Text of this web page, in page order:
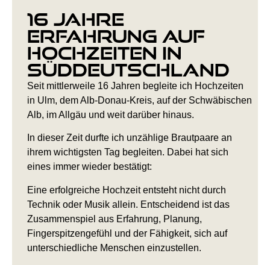
16 Jahre
Erfahrung auf
Hochzeiten in
Süddeutschland
Seit mittlerweile 16 Jahren begleite ich Hochzeiten
in Ulm, dem Alb-Donau-Kreis, auf der Schwäbischen
Alb, im Allgäu und weit darüber hinaus.
In dieser Zeit durfte ich unzählige Brautpaare an
ihrem wichtigsten Tag begleiten. Dabei hat sich
eines immer wieder bestätigt:
Eine erfolgreiche Hochzeit entsteht nicht durch
Technik oder Musik allein. Entscheidend ist das
Zusammenspiel aus Erfahrung, Planung,
Fingerspitzengefühl und der Fähigkeit, sich auf
unterschiedliche Menschen einzustellen.